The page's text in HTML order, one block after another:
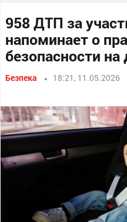
958 ДТП за
напоминает о
безопасности на
Безпека 18:21, 11.05.2026